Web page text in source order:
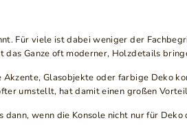
Für viele ist dabei weniger der
Ganze oft moderner, Holzdetails
Glasobjekte oder farbige Deko
umstellt, hat damit einen großen
wenn die Konsole nicht nur für